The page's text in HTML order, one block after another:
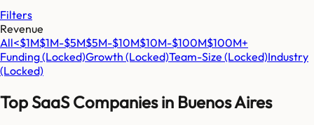
Filters
Revenue
All<$1M$1M-$5M$5M-$10M$10M-$100M$100M+
Funding(Locked)Growth (Locked)Team-Size (Locked)Industry
(Locked)
Top SaaS Companies in Buenos Aires